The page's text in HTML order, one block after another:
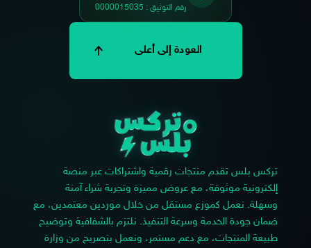
رقم التوثيق : 0000015035
العودة إلى أعلى
تركس بلس تقدم منتجات رقمية واشتراكات عبر منصة
إلكترونية موثوقة، مع عروض مميزة وتجربة شراء آمنة
وسهلة. نعمل كموزع مستقل من خلال موردين معتمدين، مع
ضمان جودة الخدمة وسرعة التنفيذ. نلتزم بالشفافية وتوضيح
طبيعة المنتجات، مع دعم مستمر، ونعمل بتصريح من وزارة